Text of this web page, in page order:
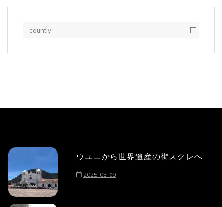
countly
ウユニから世界遺産の街スクレへ
2025-03-09